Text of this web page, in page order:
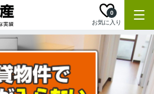
お気に入り
0